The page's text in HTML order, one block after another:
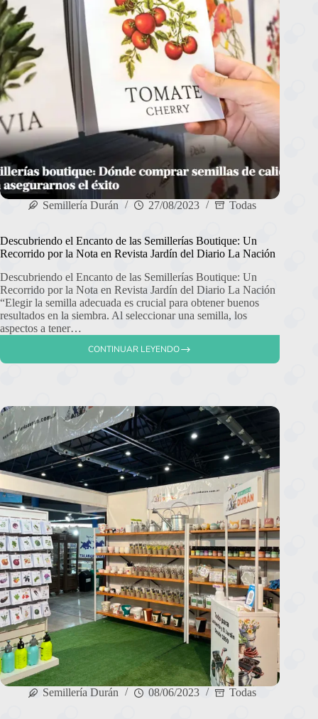
Semillería Durán 27/08/2023 Todas
Descubriendo el Encanto de las Semillerías Boutique: Un
Recorrido por la Nota en Revista Jardín del Diario La Nación
Descubriendo el Encanto de las Semillerías Boutique: Un
Recorrido por la Nota en Revista Jardín del Diario La Nación
“Elegir la semilla adecuada es crucial para obtener buenos
resultados en la siembra. Al seleccionar una semilla, los
aspectos a tener…
CONTINUAR LEYENDO
DESCUBRIENDO
EL
SEMILLERÍAS
BOUTIQUE:
UN
RECORRIDO
POR
LA
NOTA
EN
REVISTA
JARDÍN
DEL
DIARIO
LA
NACIÓN
Semillería Durán 08/06/2023 Todas